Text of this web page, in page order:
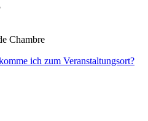
Chambre
ich zum Veranstaltungsort?